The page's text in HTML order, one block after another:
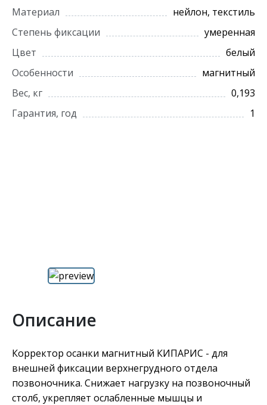
Материал
нейлон, текстиль
Степень фиксации
умеренная
Цвет
белый
Особенности
магнитный
Вес, кг
0,193
Гарантия, год
1
Описание
Корректор осанки магнитный КИПАРИС - для
внешней фиксации верхнегрудного отдела
позвоночника. Снижает нагрузку на позвоночный
столб, укрепляет ослабленные мышцы и